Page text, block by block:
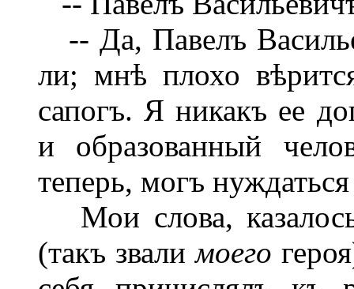
-- Да, Павелъ
ли; мнѣ плохо
сапогъ. Я никакъ ее
и образованный
теперь, могъ
Мои слова,
(такъ звалимоего